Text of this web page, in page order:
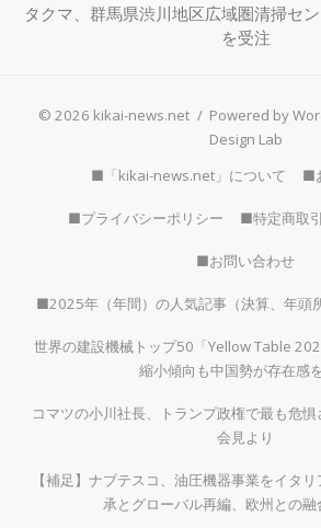
タクマ、群馬県渋川地区広域圏清掃セ
を受注
© 2026 kikai-news.net / Powered by
Design Lab
■「kikai-news.net」について
■
■プライバシーポリシー ■特定商取
■お問い合わせ
■2025年（年間）の人気記事（決算、年頭
世界の建設機械トップ50「Yellow Table
縮小傾向も中国勢が存在感
コマツの小川社長、トランプ政権で最も危
会見より
【補足】ナブテスコ、油圧機器事業をイタ
承とグローバル再編、欧州との融